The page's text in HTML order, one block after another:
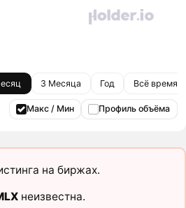
3 Месяца Год Всё время
Макс / Мин Профиль объёма
на биржах.
неизвестна.